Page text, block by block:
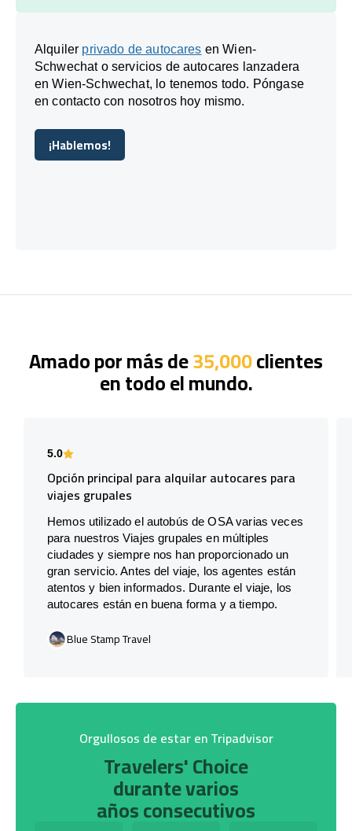
Alquiler privado de autocares en Wien-
Schwechat o servicios de autocares lanzadera
en Wien-Schwechat, lo tenemos todo. Póngase
en contacto con nosotros hoy mismo.
¡Hablemos!
¡Hablemos!
Amado por más de35,000clientes
en todo el mundo.
5.0
Opción principal para alquilar autocares para
viajes grupales
Hemos utilizado el autobús de OSA varias veces
para nuestros Viajes grupales en múltiples
ciudades y siempre nos han proporcionado un
gran servicio. Antes del viaje, los agentes están
atentos y bien informados. Durante el viaje, los
autocares están en buena forma y a tiempo.
Blue Stamp Travel
Orgullosos de estar en Tripadvisor
Travelers' Choice
durante varios
años consecutivos